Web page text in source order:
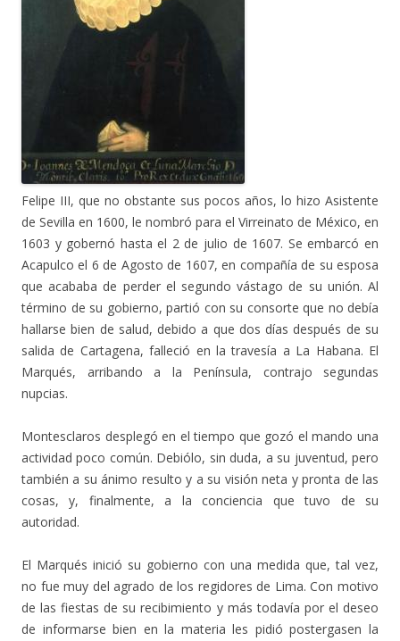
Felipe III, que no obstante sus pocos años, lo hizo Asistente
de Sevilla en 1600, le nombró para el Virreinato de México, en
1603 y gobernó hasta el 2 de julio de 1607. Se embarcó en
Acapulco el 6 de Agosto de 1607, en compañía de su esposa
que acababa de perder el segundo vástago de su unión. Al
término de su gobierno, partió con su consorte que no debía
hallarse bien de salud, debido a que dos días después de su
salida de Cartagena, falleció en la travesía a La Habana. El
Marqués, arribando a la Península, contrajo segundas
nupcias.
Montesclaros desplegó en el tiempo que gozó el mando una
actividad poco común. Debiólo, sin duda, a su juventud, pero
también a su ánimo resulto y a su visión neta y pronta de las
cosas, y, finalmente, a la conciencia que tuvo de su
autoridad.
El Marqués inició su gobierno con una medida que, tal vez,
no fue muy del agrado de los regidores de Lima. Con motivo
de las fiestas de su recibimiento y más todavía por el deseo
de informarse bien en la materia les pidió postergasen la